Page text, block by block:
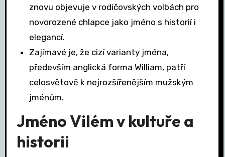
znovu objevuje v rodičovských volbách pro
novorozené chlapce jako jméno s historií i
elegancí.
Zajímavé je, že cizí varianty jména,
především anglická forma William, patří
celosvětově k nejrozšířenějším mužským
jménům.
Jméno Vilém v kultuře a
historii